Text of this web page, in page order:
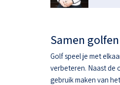
Samen
Golf speel je met
verbeteren. Naast de
gebruik maken van